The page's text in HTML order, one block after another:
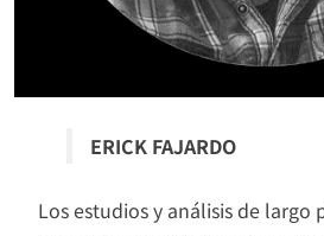
ERICK FAJARDO
Los estudios y análisis de largo